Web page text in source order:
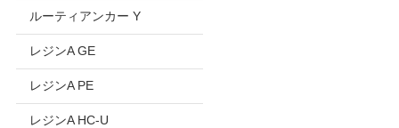
ルーティアンカー Y
レジンA GE
レジンA PE
レジンA HC-U